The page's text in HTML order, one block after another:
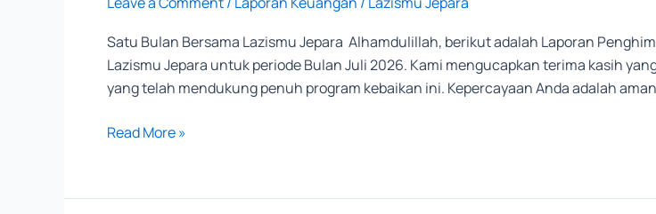
Satu Bulan Bersama Lazismu Jepara Alhamdulillah, berikut adalah Laporan
Lazismu Jepara untuk periode Bulan Juli 2026. Kami mengucapkan terima kasih
yang telah mendukung penuh program kebaikan ini. Kepercayaan Anda adalah
Read More »